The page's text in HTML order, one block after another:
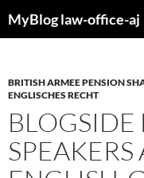
Inhalt
MyBlog law-office-aj
BRITISH ARMEE PENSION
ENGLISCHES RECHT
BLOGSIDE